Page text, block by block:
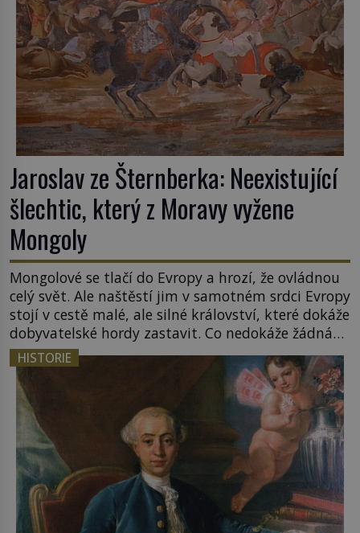
Jaroslav ze Šternberka: Neexistující
šlechtic, který z Moravy vyžene
Mongoly
Mongolové se tlačí do Evropy a hrozí, že ovládnou
celý svět. Ale naštěstí jim v samotném srdci Evropy
stojí v cestě malé, ale silné království, které dokáže
dobyvatelské hordy zastavit. Co nedokáže žádná
z asijských říší, co nedokážou Němci – to dokáže
český král. Nebo že by ne? Mongolové od roku 1223
postupují podél Kaspického a Azovského moře, […]
HISTORIE